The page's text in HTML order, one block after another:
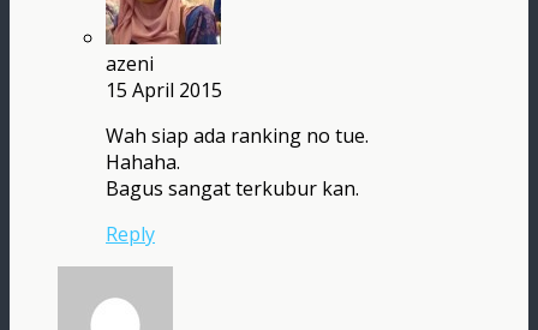
azeni
15 April 2015
Wah siap ada ranking no tue.
Hahaha.
Bagus sangat terkubur kan.
Reply